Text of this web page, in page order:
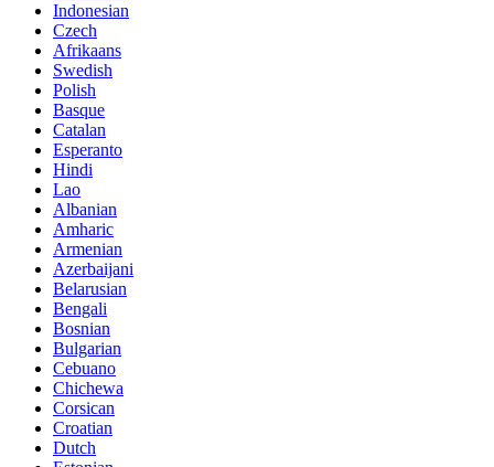
Indonesian
Czech
Afrikaans
Swedish
Polish
Basque
Catalan
Esperanto
Hindi
Lao
Albanian
Amharic
Armenian
Azerbaijani
Belarusian
Bengali
Bosnian
Bulgarian
Cebuano
Chichewa
Corsican
Croatian
Dutch